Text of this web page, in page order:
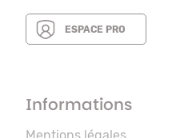
ESPACE PRO
Informations